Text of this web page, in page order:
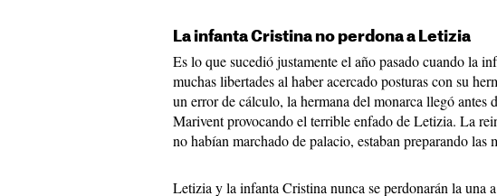
La infanta Cristina no perdona a Letizia
Es lo que sucedió justamente el año pasado cuando la
muchas libertades al haber acercado posturas con su
un error de cálculo, la hermana del monarca llegó antes
Marivent provocando el terrible enfado de Letizia. La
no habían marchado de palacio, estaban preparando las
Letizia y la infanta Cristina nunca se perdonarán la una